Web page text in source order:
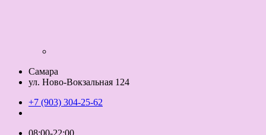
Самара
ул. Ново-Вокзальная 124
+7 (903) 304-25-62
08:00-22:00